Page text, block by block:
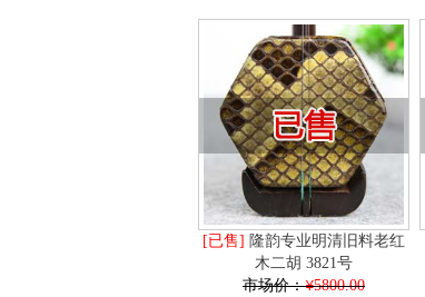
[已售] 隆韵专业明清旧料老红
木二胡 3821号
市场价： 5800.00